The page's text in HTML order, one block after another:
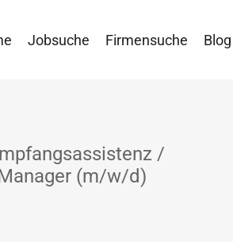
Jobsuche Firmensuche Blog
/
(m/w/d)